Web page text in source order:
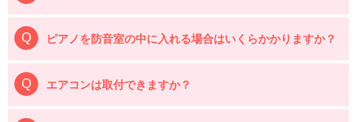
ピアノを防音室の中に入れる場合はいくらかかりますか？
エアコンは取付できますか？